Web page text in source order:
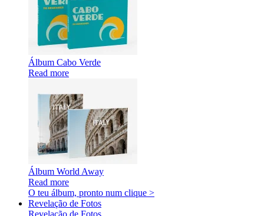
Álbum Cabo Verde
Read more
Álbum World Away
Read more
O teu álbum, pronto num clique >
Revelação de Fotos
Revelação de Fotos